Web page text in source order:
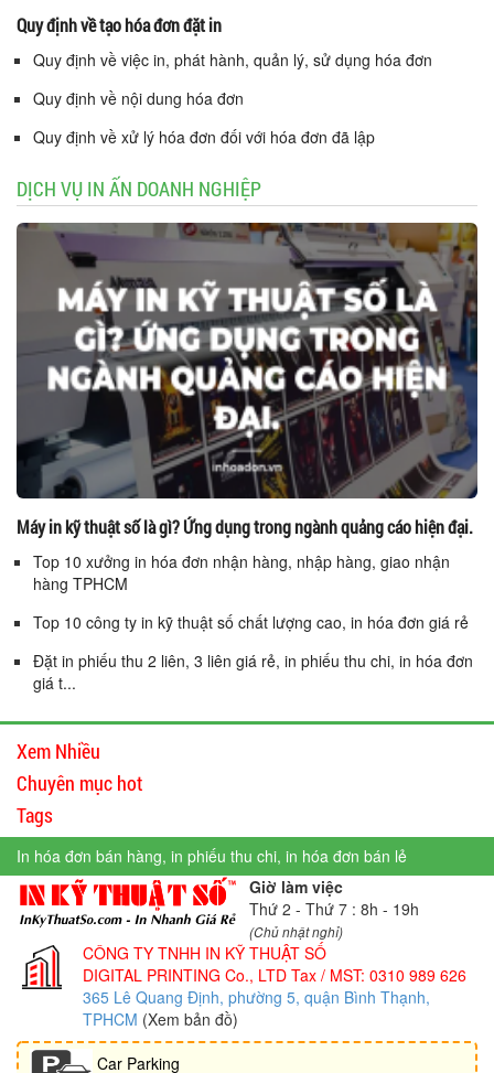
Quy định về tạo hóa đơn đặt in
Quy định về việc in, phát hành, quản lý, sử dụng hóa đơn
Quy định về nội dung hóa đơn
Quy định về xử lý hóa đơn đối với hóa đơn đã lập
DỊCH VỤ IN ẤN DOANH NGHIỆP
Máy in kỹ thuật số là gì? Ứng dụng trong ngành quảng cáo hiện đại.
Top 10 xưởng in hóa đơn nhận hàng, nhập hàng, giao nhận
hàng TPHCM
Top 10 công ty in kỹ thuật số chất lượng cao, in hóa đơn giá rẻ
Đặt in phiếu thu 2 liên, 3 liên giá rẻ, in phiếu thu chi, in hóa đơn
giá t...
Xem Nhiều
Chuyên mục hot
Tags
In hóa đơn bán hàng, in phiếu thu chi, in hóa đơn bán lẻ
Giờ làm việc
Thứ 2 - Thứ 7 : 8h - 19h
(Chủ nhật nghỉ)
CÔNG TY TNHH IN KỸ THUẬT SỐ
DIGITAL PRINTING Co., LTD Tax / MST: 0310 989 626
365 Lê Quang Định, phường 5, quận Bình Thạnh,
TPHCM (Xem bản đồ)
Car Parking